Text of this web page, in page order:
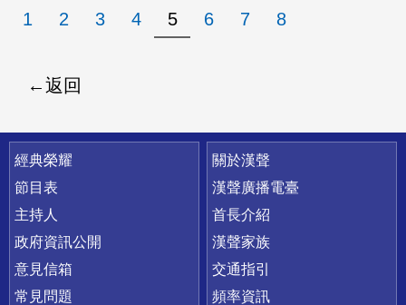
1 2 3 4 5 6 7 8
返回
快速連結
經典榮耀
節目表
主持人
政府資訊公開
意見信箱
常見問題
關於漢聲
漢聲廣播電臺
首長介紹
漢聲家族
交通指引
頻率資訊